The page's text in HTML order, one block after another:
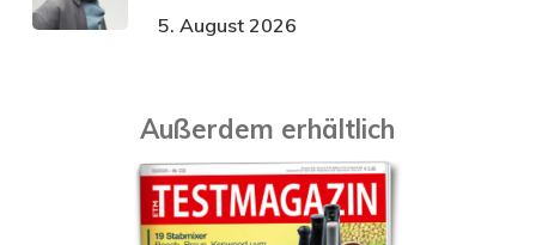
5. August 2026
Außerdem erhältlich